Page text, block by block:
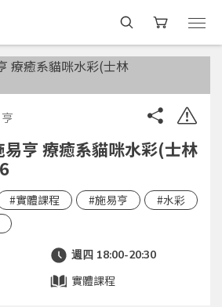
亨 療癒系貓咪水彩(士林
#實體課程 #施易亨
#水彩
週四 18:00-20:30
實體課程